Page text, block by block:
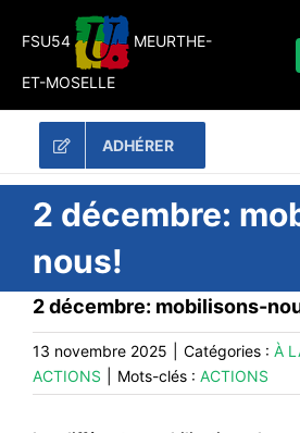
FSU54 MEURTHE-
ET-MOSELLE
ADHÉRER
2 décembre:
nous!
2 décembre: mobilisons-
13 novembre 2025 Catégories : À
ACTIONS
Mots-clés : ACTIONS